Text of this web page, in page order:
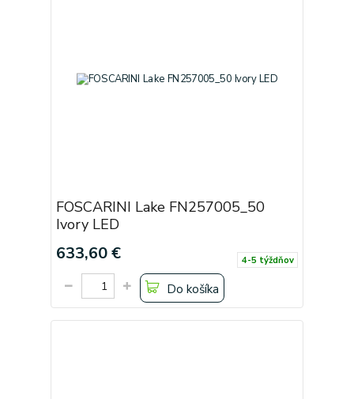
FOSCARINI Lake FN257005_50
Ivory LED
633,60 € 4-5 týždňov
Do košíka